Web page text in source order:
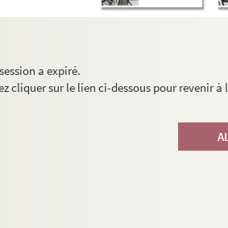
a expiré.
cliquer sur le lien ci-dessous pour revenir